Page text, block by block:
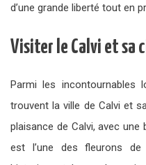
d’une grande liberté tout en
Visiter le Calvi et sa
Parmi les incontournables
trouvent la ville de Calvi et
plaisance de Calvi, avec
est l’une des fleurons